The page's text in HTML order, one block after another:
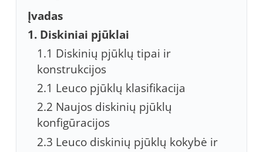
Įvadas
1. Diskiniai pjūklai
1.1 Diskinių pjūklų tipai ir
konstrukcijos
2.1 Leuco pjūklų klasifikacija
2.2 Naujos diskinių pjūklų
konfigūracijos
2.3 Leuco diskinių pjūklų kokybė ir